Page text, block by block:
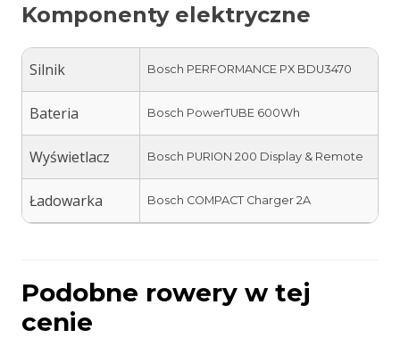
Komponenty elektryczne
Silnik Bosch PERFORMANCE PX BDU3470
Bateria Bosch PowerTUBE 600Wh
Wyświetlacz Bosch PURION 200 Display & Remote
Ładowarka Bosch COMPACT Charger 2A
Podobne rowery w tej
cenie